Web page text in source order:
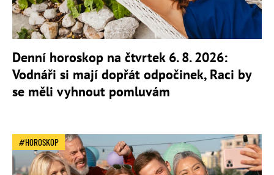
Denní horoskop na čtvrtek 6. 8. 2026:
Vodnáři si mají dopřát odpočinek, Raci by
se měli vyhnout pomluvám
HOROSKOP